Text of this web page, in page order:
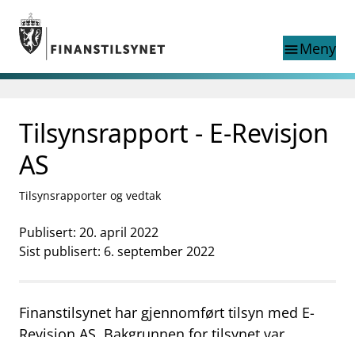
Gå til hovedinnhold
Gå til søkesiden
menuMeny
nettstedet
language
English
exist in English
Aktuelt
Finanstilsynets registre
Tema
businessOm Finanstilsynet
Tilsynsrapport - E-Revisjon
AS
Tilsynsrapporter og vedtak
Publisert: 20. april 2022
Sist publisert: 6. september 2022
Finanstilsynet har gjennomført tilsyn med E-